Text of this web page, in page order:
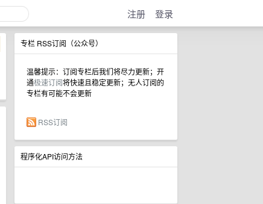
注册 登录
专栏 RSS订阅（公众号）
温馨提示：订阅专栏后我们将尽力更新；开
通极速订阅将快速且稳定更新；无人订阅的
专栏有可能不会更新
RSS订阅
程序化API访问方法